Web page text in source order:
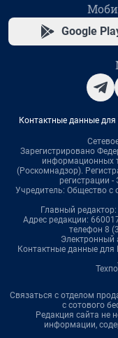
Google
Контактные данные
Зарегистрировано
информационных
(Роскомнадзор).
регистрации
Учредитель: Общество с
Главный
Адрес редакции:
телефон 8
Электронный
Контактные данные для
Связаться с отделом
с сотового
Редакция сайта не
информации,